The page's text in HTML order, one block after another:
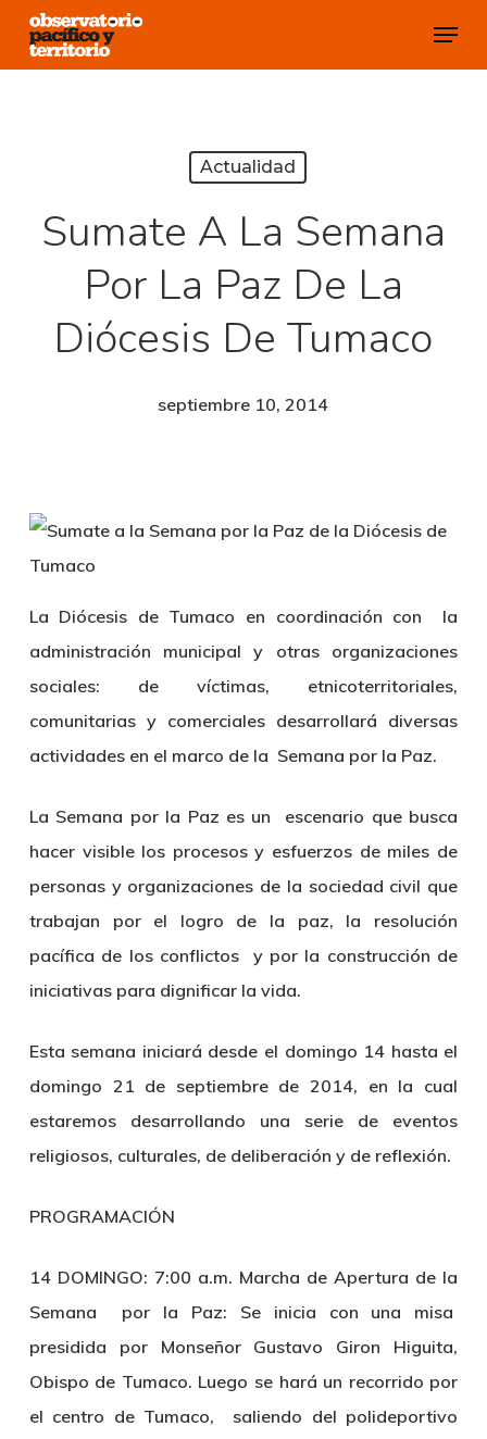
Skip
Menu
Actualidad
Sumate A La Semana
Por La Paz De La
Diócesis De Tumaco
septiembre 10, 2014
La Diócesis de Tumaco en coordinación con la
administración municipal y otras organizaciones
sociales: de víctimas, etnicoterritoriales,
comunitarias y comerciales desarrollará diversas
actividades en el marco de la Semana por la Paz.
La Semana por la Paz es un escenario que busca
hacer visible los procesos y esfuerzos de miles de
personas y organizaciones de la sociedad civil que
trabajan por el logro de la paz, la resolución
pacífica de los conflictos y por la construcción de
iniciativas para dignificar la vida.
Esta semana iniciará desde el domingo 14 hasta el
domingo 21 de septiembre de 2014, en la cual
estaremos desarrollando una serie de eventos
religiosos, culturales, de deliberación y de reflexión.
PROGRAMACIÓN
14 DOMINGO: 7:00 a.m. Marcha de Apertura de la
Semana por la Paz: Se inicia con una misa
presidida por Monseñor Gustavo Giron Higuita,
Obispo de Tumaco. Luego se hará un recorrido por
el centro de Tumaco, saliendo del polideportivo
Close